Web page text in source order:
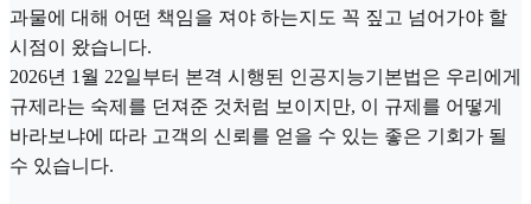
과물에 대해 어떤 책임을 져야 하는지도 꼭 짚고 넘어가야 할
시점이 왔습니다.
2026년 1월 22일부터 본격 시행된 인공지능기본법은 우리에게
규제라는 숙제를 던져준 것처럼 보이지만, 이 규제를 어떻게
바라보냐에 따라 고객의 신뢰를 얻을 수 있는 좋은 기회가 될
수 있습니다.